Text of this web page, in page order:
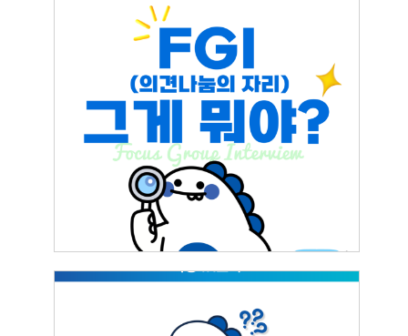
FGI가 뭐에요? 참여하면 뭐가 좋은가요?
2025.07.22 이영원